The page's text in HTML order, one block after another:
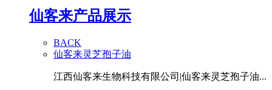
仙客来产品展示
BACK
仙客来灵芝孢子油
江西仙客来生物科技有限公司|仙客来灵芝孢子油...